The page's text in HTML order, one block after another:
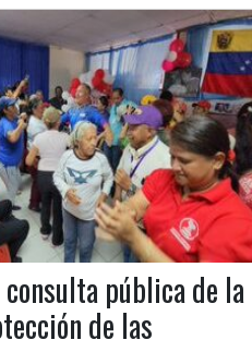
pública de la
de las